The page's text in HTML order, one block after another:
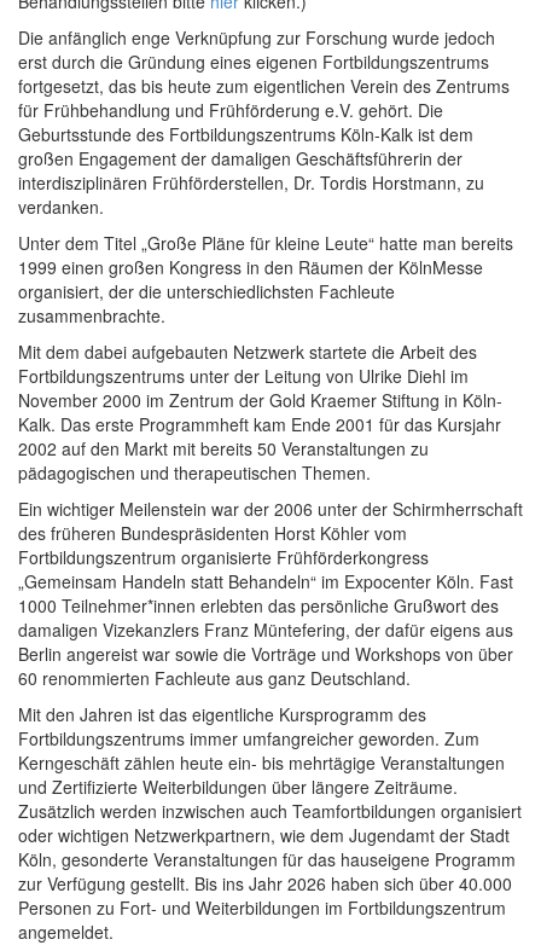
Die anfänglich enge Verknüpfung zur Forschung wurde jedoch
erst durch die Gründung eines eigenen Fortbildungszentrums
fortgesetzt, das bis heute zum eigentlichen Verein des Zentrums
für Frühbehandlung und Frühförderung e.V. gehört. Die
Geburtsstunde des Fortbildungszentrums Köln-Kalk ist dem
großen Engagement der damaligen Geschäftsführerin der
interdisziplinären Frühförderstellen, Dr. Tordis Horstmann, zu
verdanken.
Unter dem Titel „Große Pläne für kleine Leute“ hatte man bereits
1999 einen großen Kongress in den Räumen der KölnMesse
organisiert, der die unterschiedlichsten Fachleute
zusammenbrachte.
Mit dem dabei aufgebauten Netzwerk startete die Arbeit des
Fortbildungszentrums unter der Leitung von Ulrike Diehl im
November 2000 im Zentrum der Gold Kraemer Stiftung in Köln-
Kalk. Das erste Programmheft kam Ende 2001 für das Kursjahr
2002 auf den Markt mit bereits 50 Veranstaltungen zu
pädagogischen und therapeutischen Themen.
Ein wichtiger Meilenstein war der 2006 unter der Schirmherrschaft
des früheren Bundespräsidenten Horst Köhler vom
Fortbildungszentrum organisierte Frühförderkongress
„Gemeinsam Handeln statt Behandeln“ im Expocenter Köln. Fast
1000 Teilnehmer*innen erlebten das persönliche Grußwort des
damaligen Vizekanzlers Franz Müntefering, der dafür eigens aus
Berlin angereist war sowie die Vorträge und Workshops von über
60 renommierten Fachleute aus ganz Deutschland.
Mit den Jahren ist das eigentliche Kursprogramm des
Fortbildungszentrums immer umfangreicher geworden. Zum
Kerngeschäft zählen heute ein- bis mehrtägige Veranstaltungen
und Zertifizierte Weiterbildungen über längere Zeiträume.
Zusätzlich werden inzwischen auch Teamfortbildungen organisiert
oder wichtigen Netzwerkpartnern, wie dem Jugendamt der Stadt
Köln, gesonderte Veranstaltungen für das hauseigene Programm
zur Verfügung gestellt. Bis ins Jahr 2026 haben sich über 40.000
Personen zu Fort- und Weiterbildungen im Fortbildungszentrum
angemeldet.